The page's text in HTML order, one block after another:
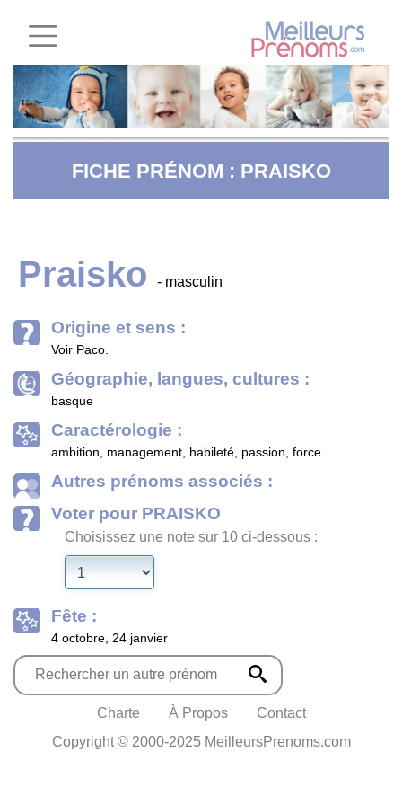
FICHE PRÉNOM : PRAISKO
Praisko - masculin
Origine et sens :
Voir Paco.
Géographie, langues, cultures :
basque
Caractérologie :
ambition, management, habileté, passion, force
Autres prénoms associés :
Voter pour PRAISKO
Choisissez une note sur 10 ci-dessous :
Fête :
4 octobre, 24 janvier
Charte À Propos
Contact
Copyright © 2000-2025 MeilleursPrenoms.com